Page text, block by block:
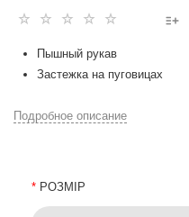
Пышный рукав
Застежка на пуговицах
Подробное описание
* РОЗМІР